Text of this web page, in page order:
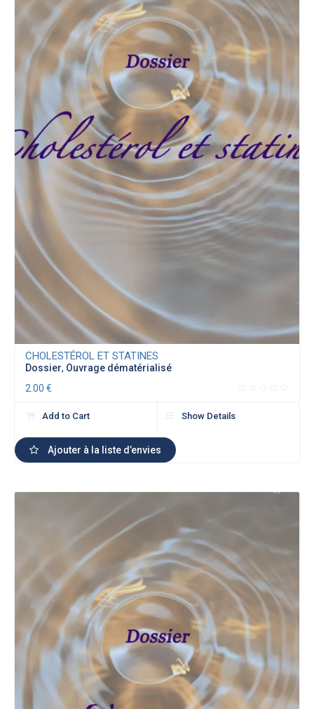
CHOLESTÉROL ET STATINES
Dossier, Ouvrage dématérialisé
2.00€
Add to Cart Show Details
Ajouter à la liste d’envies